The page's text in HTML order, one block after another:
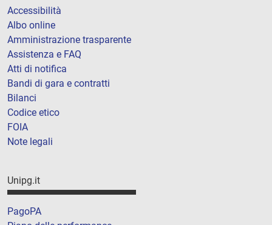
Accessibilità
Albo online
Amministrazione trasparente
Assistenza e FAQ
Atti di notifica
Bandi di gara e contratti
Bilanci
Codice etico
FOIA
Note legali
Unipg.it
PagoPA